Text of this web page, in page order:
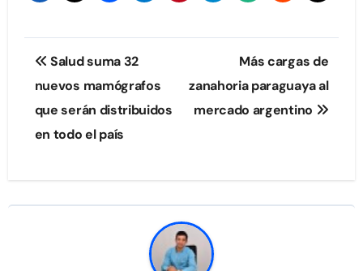
Navegación
de
entradas
Salud suma 32
nuevos mamógrafos
que serán distribuidos
en todo el país
Más cargas de
zanahoria paraguaya al
mercado argentino